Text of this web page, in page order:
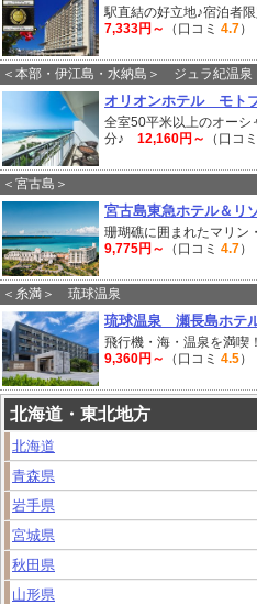
駅直結の好立地♪宿泊者
7,333円～
（口コミ 4.7）
＜本部・伊江島・水納島＞ ジュラ紀温
オリオンホテル モト
全室50平米以上のオーシ
分♪ 12,160円～ （口コミ
＜宮古島＞
宮古島東急ホテル＆リ
珊瑚礁に囲まれたマリ
9,775円～
（口コミ 4.7）
＜糸満＞ 琉球温泉
琉球温泉 瀬長島ホテ
飛行機・海・温泉を満
9,360円～
（口コミ 4.5）
北海道・東北地方
北海道
青森県
岩手県
宮城県
秋田県
山形県